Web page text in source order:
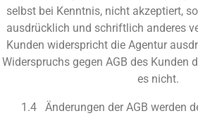
selbst bei Kenntnis, nicht akzeptiert,
ausdrücklich und schriftlich anderes
Kunden widerspricht die Agentur
Widerspruchs gegen AGB des Kunden
es nicht.
1.4 Änderungen der AGB werden